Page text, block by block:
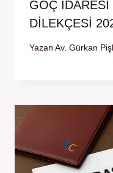
GÖÇ İDARESİ
DİLEKÇESİ
Yazan Av. Gürkan